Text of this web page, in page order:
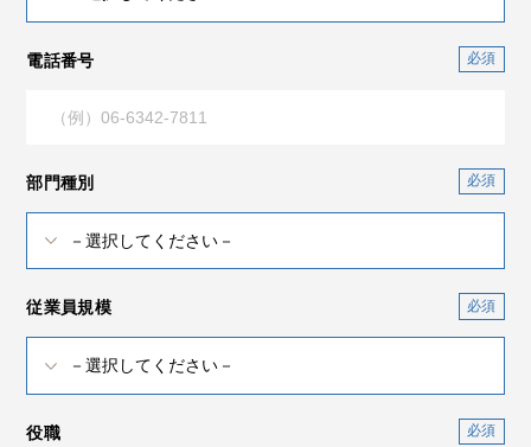
電話番号
部門種別
従業員規模
役職